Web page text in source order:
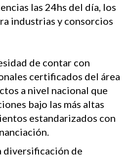
las 24hs del día, los
industrias y consorcios
de contar con
certificados del área
a nivel nacional que
bajo las más altas
estandarizados con
diversificación de